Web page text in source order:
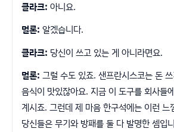
클라크: 아니요.
멀론: 알겠습니다.
클라크: 당신이 쓰고 있는 게 아니라면요.
멀론: 그럴 수도 있죠. 샌프란시스코는 돈
음식이 맛있잖아요. 지금 이 도구를 회사들
계시죠. 그런데 제 마음 한구석에는 이런 느
당신들은 무기와 방패를 둘 다 발명한 셈입